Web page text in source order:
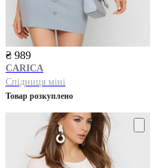
₴ 989
CARICA
Спідниця міні
Товар розкуплено